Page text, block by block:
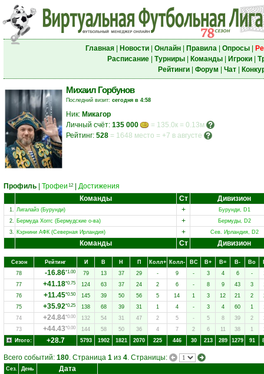
Главная| Новости| Онлайн| Правила| Опросы|
Расписание| Турниры| Команды| Игроки|
Рейтинги| Форум Чат|
Михаил Горбунов
Последний визит: сегодня в 4:58
Ник: Микагор
Личный счёт: 135 000
= 135.0к = 0.13м
Рейтинг: 528 = 1648 место = +7 в августе
Профиль Трофеи 12
Достижения
Команды
Ст Дивизион
1. Лигалайз (Бурунди) +
Бурунди, D1
2. Бермуда Хоггс (Бермудские о-ва) +
Бермуды, D2
3. Кэрнини АФК (Северная Ирландия) + Сев. Ирландия, D2
Команды Ст Дивизион
Сезон Рейтинг И В Н П Колл+ Колл- ВC В+ В= В- Вo
78
-16.86*1.00 79 13 37 29 - 9 - 3 4 6 -
77
+41.18*0.75 124 63 37 24 2 6 - 8 9 43 3
76
+11.45*0.50 145 39 50 56 5 14 1 3 12 21 2
75
+35.92*0.25 138 68 39 31 1 4 - 3 4 60 1
74
+24.84*0.00 132 54 31 47 2 5 - 5 8 39 2
73
+44.43*0.00 144 58 50 36 4 7 2 6 11 38 1
Итого:
+28.7 5793 1902 1821 2070 225 446 30 213 289 1279 91
Всего событий: 180. Страница 1 из 4. Страницы:
Сез. День Дата